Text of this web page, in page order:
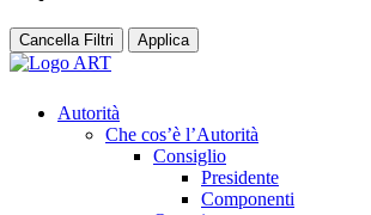
Cancella Filtri Applica
Autorità
Che cos’è l’Autorità
Consiglio
Presidente
Componenti